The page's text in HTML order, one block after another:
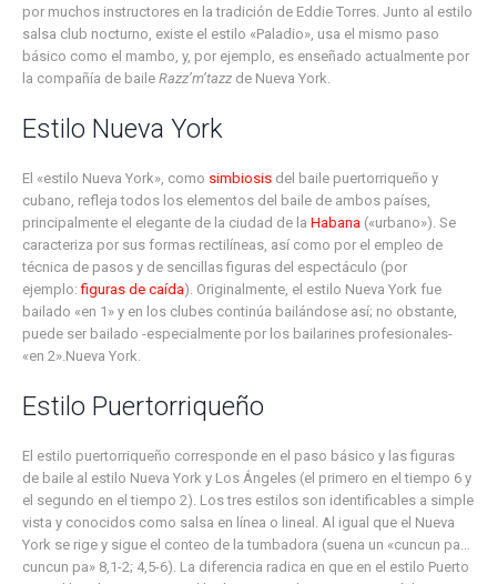
por muchos instructores en la tradición de Eddie Torres. Junto al estilo
salsa club nocturno, existe el estilo «Paladio», usa el mismo paso
básico como el mambo, y, por ejemplo, es enseñado actualmente por
la compañía de baileRazz’m’tazz de Nueva York.
Estilo Nueva York
El «estilo Nueva York», como simbiosis del baile puertorriqueño y
cubano, refleja todos los elementos del baile de ambos países,
principalmente el elegante de la ciudad de laHabana («urbano»). Se
caracteriza por sus formas rectilíneas, así como por el empleo de
técnica de pasos y de sencillas figuras del espectáculo (por
ejemplo:figuras de caída). Originalmente, el estilo Nueva York fue
bailado «en 1» y en los clubes continúa bailándose así; no obstante,
puede ser bailado -especialmente por los bailarines profesionales-
«en 2».Nueva York.
Estilo Puertorriqueño
El estilo puertorriqueño corresponde en el paso básico y las figuras
de baile al estilo Nueva York y Los Ángeles (el primero en el tiempo 6 y
el segundo en el tiempo 2). Los tres estilos son identificables a simple
vista y conocidos como salsa en línea o lineal. Al igual que el Nueva
York se rige y sigue el conteo de la tumbadora (suena un «cuncun pa…
cuncun pa» 8,1-2; 4,5-6). La diferencia radica en que en el estilo Puerto